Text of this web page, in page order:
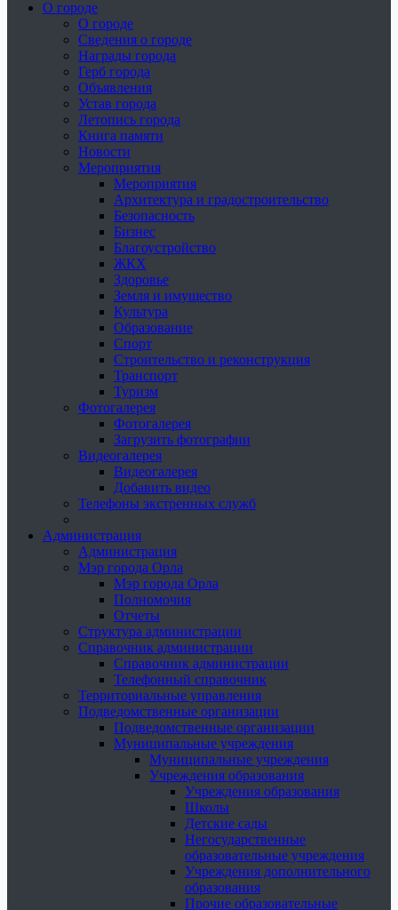
О городе
О городе
Сведения о городе
Награды города
Герб города
Объявления
Устав города
Летопись города
Книга памяти
Новости
Мероприятия
Мероприятия
Архитектура и градостроительство
Безопасность
Бизнес
Благоустройство
ЖКХ
Здоровье
Земля и имущество
Культура
Образование
Спорт
Строительство и реконструкция
Транспорт
Туризм
Фотогалерея
Фотогалерея
Загрузить фотографии
Видеогалерея
Видеогалерея
Добавить видео
Телефоны экстренных служб
Администрация
Администрация
Мэр города Орла
Мэр города Орла
Полномочия
Отчеты
Структура администрации
Справочник администрации
Справочник администрации
Телефонный справочник
Территориальные управления
Подведомственные организации
Подведомственные организации
Муниципальные учреждения
Муниципальные учреждения
Учреждения образования
Учреждения образования
Школы
Детские сады
Негосударственные
образовательные учреждения
Учреждения дополнительного
образования
Прочие образовательные